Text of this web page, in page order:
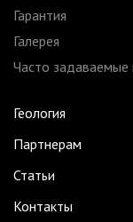
Гарантия
Галерея
Часто задаваемые
Геология
Партнерам
Статьи
Контакты